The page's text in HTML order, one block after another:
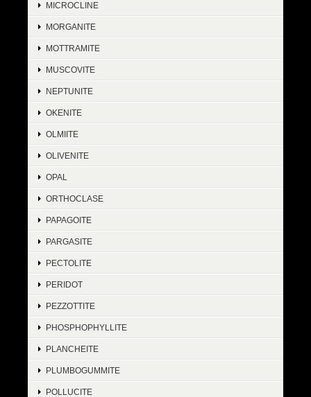
MICROCLINE
MORGANITE
MOTTRAMITE
MUSCOVITE
NEPTUNITE
OKENITE
OLMIITE
OLIVENITE
OPAL
ORTHOCLASE
PAPAGOITE
PARGASITE
PECTOLITE
PERIDOT
PEZZOTTITE
PHOSPHOPHYLLITE
PLANCHEITE
PLUMBOGUMMITE
POLLUCITE